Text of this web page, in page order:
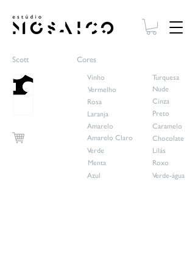
Scott Cores
Vermelho
Rosa
Laranja
Amarelo
Amarelo Claro
Verde
Menta
Vinho
Azul
Turquesa
Nude
Cinza
Preto
Caramelo
Chocolate
Lilás
Roxo
Verde-água